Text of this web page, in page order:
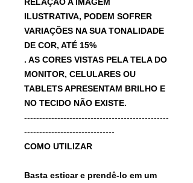
ILUSTRATIVA, PODEM SOFRER
VARIAÇÕES NA SUA TONALIDADE
DE COR, ATÉ 15%
. AS CORES VISTAS PELA TELA DO
MONITOR, CELULARES OU
TABLETS APRESENTAM BRILHO E
NO TECIDO NÃO EXISTE.
------------------------------------------------
------------------------------
COMO UTILIZAR
Basta esticar e prendê-lo em um